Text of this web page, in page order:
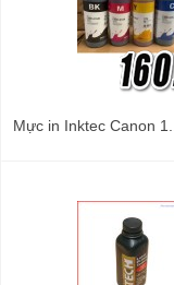
Mực in Inktec Canon 1...